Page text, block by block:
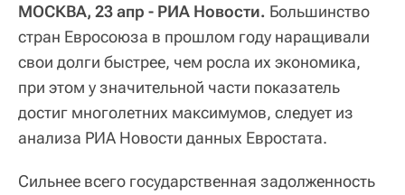
МОСКВА, 23 апр - РИА Новости. Большинство
стран Евросоюза в прошлом году наращивали
свои долги быстрее, чем росла их экономика,
при этом у значительной части показатель
достиг многолетних максимумов, следует из
анализа РИА Новости данных Евростата.
Сильнее всего государственная задолженность